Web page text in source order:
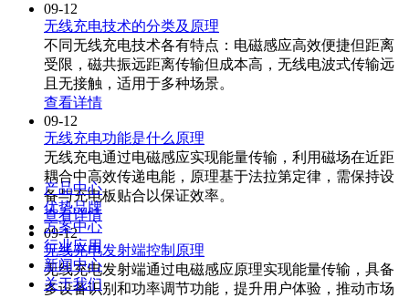
09-12
无线充电技术的分类及原理
不同无线充电技术各有特点：电磁感应高效便捷但距离
受限，磁共振远距离传输但成本高，无线电波式传输远
且无接触，适用于多种场景。
查看详情
09-12
无线充电功能是什么原理
无线充电通过电磁感应实现能量传输，利用磁场在近距
耦合中高效传递电能，原理基于法拉第定律，需保持设
备与充电板贴合以保证效率。
查看详情
09-12
无线充电发射端控制原理
无线充电发射端通过电磁感应原理实现能量传输，具备
多设备识别和功率调节功能，提升用户体验，推动市场
产品中心
优势品牌
方案中心
行业应用
新闻中心
关于我们